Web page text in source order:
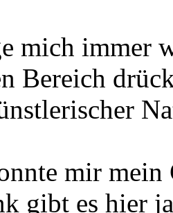
mich immer
Bereich
mir
gibt es hier